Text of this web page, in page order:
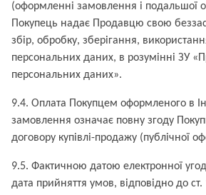
(оформленні замовлення і подальшої
Покупець надає Продавцю свою
збір, обробку, зберігання,
персональних даних, в розумінні ЗУ
персональних даних».
9.4. Оплата Покупцем оформленого в
замовлення означає повну згоду
договору купівлі-продажу (публічної
9.5. Фактичною датою електронної
дата прийняття умов, відповідно до ст.